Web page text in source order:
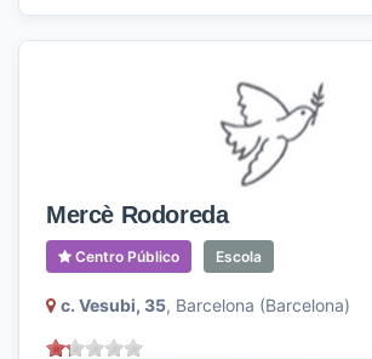
Mercè Rodoreda
Centro Público Escola
c. Vesubi, 35, Barcelona (Barcelona)